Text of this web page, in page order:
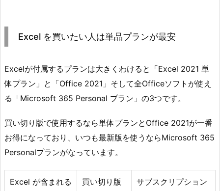
Excel を買いたい人は単品プランが最安
Excelが付属するプランは大きくわけると「Excel 2021 単
体プラン」と「Office 2021」そして全Officeソフトが使え
る「Microsoft 365 Personal プラン」の3つです。
買い切り版で使用するなら単体プランとOffice 2021が一番
お得になっており、いつも最新版を使うならMicrosoft 365
Personalプランがなっています。
Excel が含まれる
買い切り版
サブスクリプション